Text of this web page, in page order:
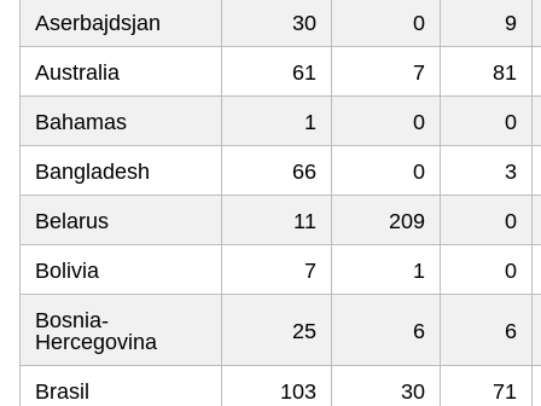
Aserbajdsjan 30 0 9
Australia 61 7 81
Bahamas 1 0 0
Bangladesh 66 0 3
Belarus 11 209 0
Bolivia 7 1 0
Bosnia-
Hercegovina
25 6 6
Brasil 103 30 71